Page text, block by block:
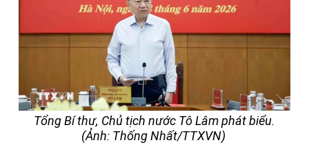
Tổng Bí thư, Chủ tịch nước Tô Lâm phát biểu.
(Ảnh: Thống Nhất/TTXVN)